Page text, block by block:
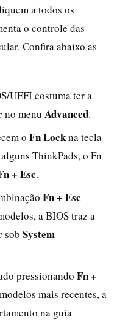
a todos os
o controle das
Confira abaixo as
UEFI costuma ter a
no menu Advanced.
o Fn Lockna tecla
ThinkPads, o Fn
+ Esc.
Fn + Esc
a BIOS traz a
sob System
pressionando Fn +
mais recentes, a
na guia